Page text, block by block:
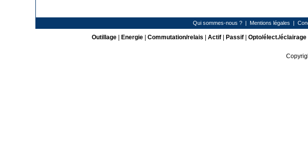
Qui sommes-nous ?| Mentions légales |
Outillage| Energie| Commutation/relais Actif| Passif| Opto/élect./éclairage|